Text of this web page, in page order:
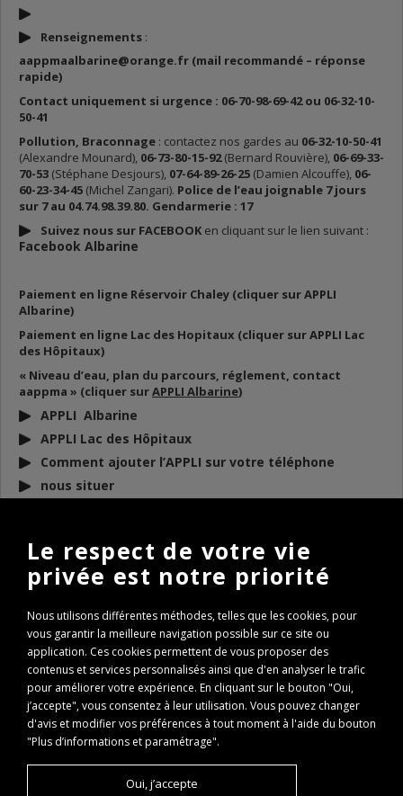
Renseignements :
aappmaalbarine@orange.fr (mail recommandé – réponse
rapide)
Contact uniquement si urgence : 06-70-98-69-42 ou 06-32-10-
50-41
Pollution, Braconnage : contactez nos gardes au 06-32-10-50-41
(Alexandre Mounard), 06-73-80-15-92(Bernard Rouvière), 06-69-33-
70-53 (Stéphane Desjours), 07-64-89-26-25 (Damien Alcouffe), 06-
60-23-34-45 (Michel Zangari). Police de l’eau joignable 7 jours
sur 7 au 04.74.98.39.80. Gendarmerie : 17
Suivez nous sur FACEBOOK en cliquant sur le lien suivant :
Facebook Albarine
Paiement en ligne Réservoir Chaley (cliquer sur APPLI
Albarine)
Paiement en ligne Lac des Hopitaux (cliquer sur APPLI Lac
des Hôpitaux)
« Niveau d’eau, plan du parcours, réglement, contact
aappma » (cliquer surAPPLI Albarine)
APPLI Albarine
APPLI Lac des Hôpitaux
Comment ajouter l’APPLI sur votre téléphone
nous situer
DOCUMENTS À TÉLÉCHARGER
BULLETIN D’INFO 2026
ARP 2026
Conseils de remise à l’eau des poissons
Règlementation Lac des Hôpitaux 2026
Fenêtre de capture Brochet
Expertise Travaux Torcieu 2022
PASS REGION : comment l’obtenir ?
PASS REGION Remboursement
Le respect de votre vie
privée est notre priorité
Nous utilisons différentes méthodes, telles que les cookies, pour
vous garantir la meilleure navigation possible sur ce site ou
application. Ces cookies permettent de vous proposer des
contenus et services personnalisés ainsi que d'en analyser le trafic
pour améliorer votre expérience. En cliquant sur le bouton "Oui,
j’accepte", vous consentez à leur utilisation. Vous pouvez changer
d'avis et modifier vos préférences à tout moment à l'aide du bouton
"Plus d’informations et paramétrage".
Oui, j’accepte